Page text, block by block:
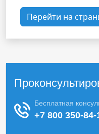
Перейти на